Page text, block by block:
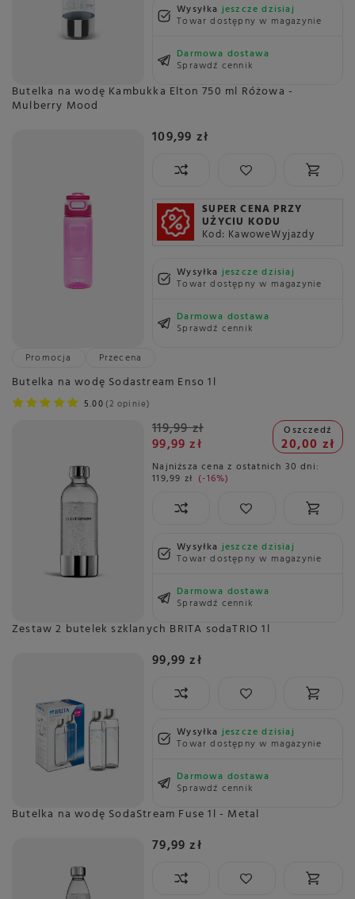
Wysyłkajeszcze dzisiaj
Towar dostępny w magazynie
Darmowa dostawa
Sprawdź cennik
Butelka na wodę Kambukka Elton 750 ml Różowa -
Mulberry Mood
109,99 zł
SUPER CENA PRZY
UŻYCIU KODU
Kod: KawoweWyjazdy
Wysyłkajeszcze dzisiaj
Towar dostępny w magazynie
Darmowa dostawa
Sprawdź cennik
Promocja
Przecena
Butelka na wodę Sodastream Enso 1l
5.00 2 opinie
119,99 zł
99,99 zł
Oszczedź
20,00 zł
Najniższa cena z ostatnich 30 dni:
119,99 zł -16%
Wysyłkajeszcze dzisiaj
Towar dostępny w magazynie
Darmowa dostawa
Sprawdź cennik
Zestaw 2 butelek szklanych BRITA sodaTRIO 1l
99,99 zł
Wysyłkajeszcze dzisiaj
Towar dostępny w magazynie
Darmowa dostawa
Sprawdź cennik
Butelka na wodę SodaStream Fuse 1l - Metal
79,99 zł